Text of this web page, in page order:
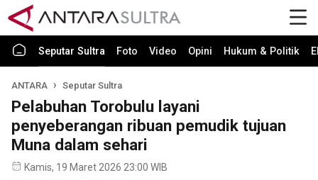
Seputar Sultra Foto Video Opini Hukum & Politik
ANTARA Seputar Sultra
Pelabuhan Torobulu layani
penyeberangan ribuan pemudik tujuan
Muna dalam sehari
Kamis, 19 Maret 2026 23:00 WIB